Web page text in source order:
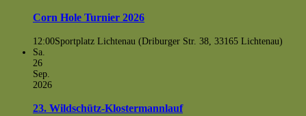
Corn Hole Turnier 2026
12:00Sportplatz Lichtenau (Driburger Str. 38, 33165 Lichtenau)
Sa.
26
Sep.
2026
23. Wildschütz-Klostermannlauf